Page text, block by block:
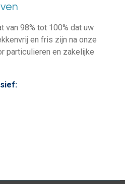
van 98% tot 100% dat uw
en fris zijn na onze
particulieren en zakelijke